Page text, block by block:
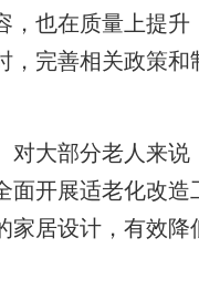
，也在质量上提
，完善相关政策
大部分老人来说
面开展适老化改
家居设计，有效